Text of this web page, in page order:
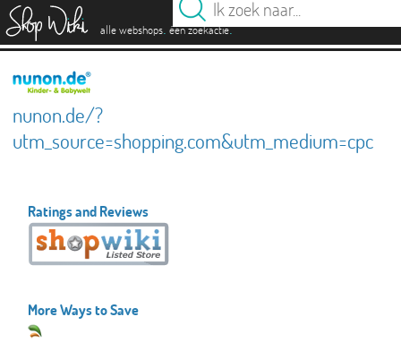
alle webshops. één zoekactie.
nunon.de/?
utm_source=shopping.com&utm_medium=cpc
Ratings and Reviews
More Ways to Save